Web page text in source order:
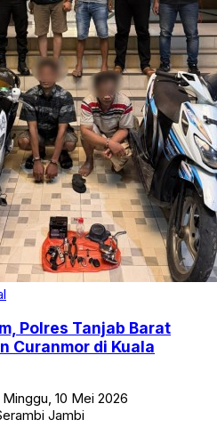
Polres Tanjab Barat
Curanmor di Kuala
Minggu, 10 Mei 2026
Jambi